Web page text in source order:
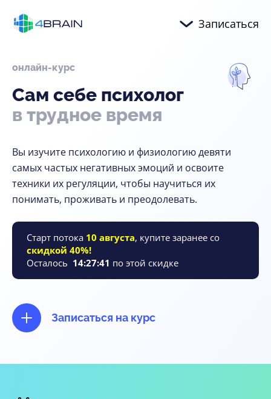
Записаться
онлайн-курс
Сам себе психолог
в трудное время
Вы изучите психологию и физиологию девяти
самых частых негативных эмоций и освоите
техники их регуляции, чтобы научиться их
понимать, проживать и преодолевать.
Старт потока 10 августа, купите заранее со
скидкой 40%!
Осталось 14:27:39 по этой скидке
Записаться на курс